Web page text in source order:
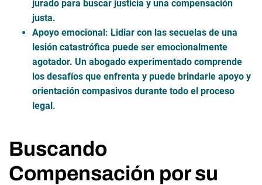
jurado para buscar justicia y una compensación
justa.
Apoyo emocional: Lidiar con las secuelas de una
lesión catastrófica puede ser emocionalmente
agotador. Un abogado experimentado comprende
los desafíos que enfrenta y puede brindarle apoyo y
orientación compasivos durante todo el proceso
legal.
Buscando
Compensación por su